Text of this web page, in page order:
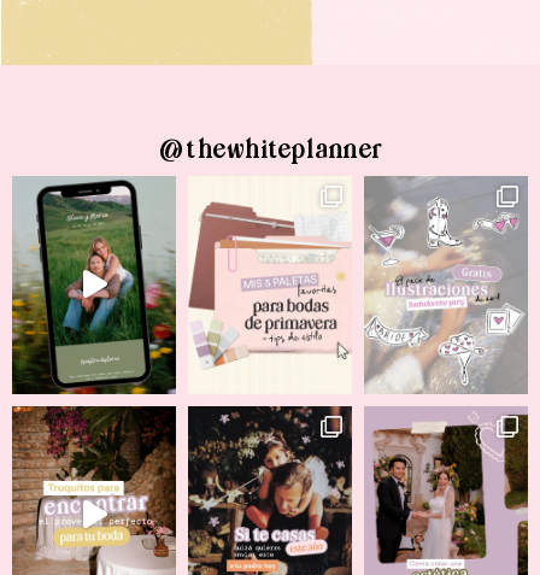
@thewhiteplanner